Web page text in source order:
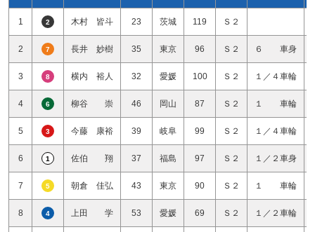
1 2 木村 皆斗 23 茨城 119 Ｓ２
2 7 長井 妙樹 35 東京 96 Ｓ２ ６ 車身
3 8 横内 裕人 32 愛媛 100 Ｓ２ １／４車輪
4 6 柳谷 崇 46 岡山 87 Ｓ２ １ 車輪
5 3 今藤 康裕 39 岐阜 99 Ｓ２ １／４車輪
6 1 佐伯 翔 37 福島 97 Ｓ２ １／２車身
7 5 朝倉 佳弘 43 東京 90 Ｓ２ １ 車輪
8 4 上田 学 53 愛媛 69 Ｓ２ １／２車輪